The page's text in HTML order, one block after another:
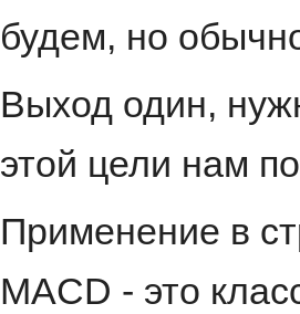
будем, но
Выход один,
этой цели нам
Применение в
MACD - это